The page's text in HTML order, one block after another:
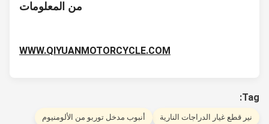
من المعلومات
WWW.QIYUANMOTORCYCLE.COM
قطع غيار الدراجات النارية أنبوب مدخل توربو من الألومنيوم